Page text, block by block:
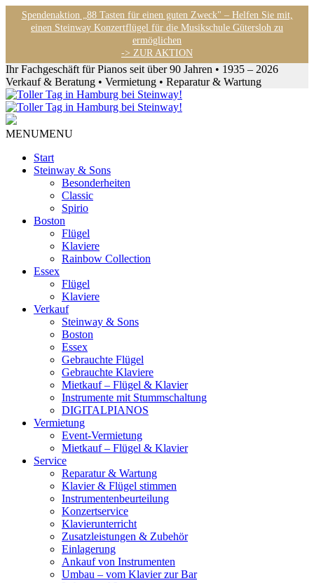
Spendenaktion „88 Tasten für einen guten Zweck" – Helfen Sie mit,
einen Steinway Konzertflügel für die Musikschule Gütersloh zu
ermöglichen
-> ZUR AKTION
Ihr Fachgeschäft für Pianos seit über 90 Jahren • 1935 – 2026
Verkauf & Beratung • Vermietung • Reparatur & Wartung
MENUMENU
Start
Steinway & Sons
Besonderheiten
Classic
Spirio
Boston
Flügel
Klaviere
Rainbow Collection
Essex
Flügel
Klaviere
Verkauf
Steinway & Sons
Boston
Essex
Gebrauchte Flügel
Gebrauchte Klaviere
Mietkauf – Flügel & Klavier
Instrumente mit Stummschaltung
DIGITALPIANOS
Vermietung
Event-Vermietung
Mietkauf – Flügel & Klavier
Service
Reparatur & Wartung
Klavier & Flügel stimmen
Instrumentenbeurteilung
Konzertservice
Klavierunterricht
Zusatzleistungen & Zubehör
Einlagerung
Ankauf von Instrumenten
Umbau – vom Klavier zur Bar